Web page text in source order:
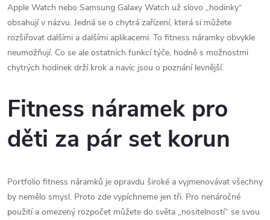
Apple Watch nebo Samsung Galaxy Watch už slovo „hodinky“
obsahují v názvu. Jedná se o chytrá zařízení, která si můžete
rozšiřovat dalšími a dalšími aplikacemi. To fitness náramky obvykle
neumožňují. Co se ale ostatních funkcí týče, hodně s možnostmi
chytrých hodinek drží krok a navíc jsou o poznání levnější.
Fitness náramek pro
děti za pár set korun
Portfolio fitness náramků je opravdu široké a vyjmenovávat všechny
by nemělo smysl. Proto zde vypíchneme jen tři. Pro nenáročné
použití a omezený rozpočet můžete do světa „nositelností“ se svou